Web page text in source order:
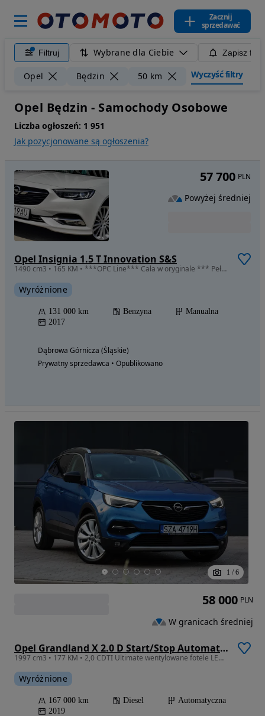
Zacznij
sprzedawać
Filtruj Wybrane dla Ciebie Zapisz
Opel Będzin 50 km Wyczyść filtry
Opel Będzin - Samochody Osobowe
Liczba ogłoszeń: 1 951
Jak pozycjonowane są ogłoszenia?
Opel Insignia 1.5 T Innovation S&S
1490 cm3 • 165 KM • ***OPC Line*** Cała w oryginale *** Pełny serwis *** Ś l i c z n a ***
Wyróżnione
131 000 km Benzyna
Manualna
2017
Dąbrowa Górnicza (Śląskie)
Prywatny sprzedawca • Opublikowano
57 700 PLN
Powyżej średniej
1 / 6
Opel Grandland X 2.0 D Start/Stop Automatik Ultimate
1997 cm3 • 177 KM • 2,0 CDTI Ultimate wentylowane fotele LED kamera BLIS keyless
Wyróżnione
167 000 km Diesel
Automatyczna
2019
58 000 PLN
W granicach średniej